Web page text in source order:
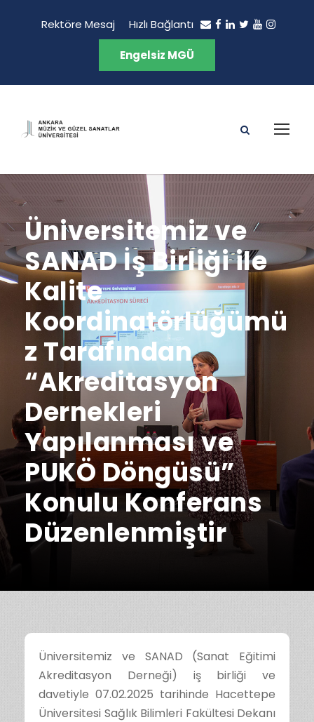
Rektöre Mesaj Hızlı Bağlantı
Engelsiz MGÜ
Üniversitemiz ve
SANAD İş Birliği ile
Kalite
Koordinatörlüğümü
z Tarafından
“Akreditasyon
Dernekleri
Yapılanması ve
PUKÖ Döngüsü”
Konulu Konferans
Düzenlenmiştir
Üniversitemiz ve SANAD (Sanat Eğitimi
Akreditasyon Derneği) iş birliği ve
davetiyle 07.02.2025 tarihinde Hacettepe
Üniversitesi Sağlık Bilimleri Fakültesi Dekanı